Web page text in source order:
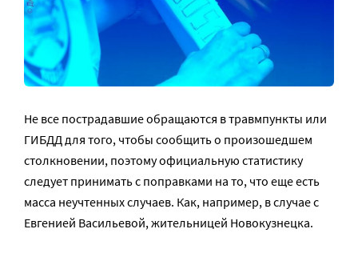
Не все пострадавшие обращаются в травмпункты или
ГИБДД для того, чтобы сообщить о произошедшем
столкновении, поэтому официальную статистику
следует принимать с поправками на то, что еще есть
масса неучтенных случаев. Как, например, в случае с
Евгенией Васильевой, жительницей Новокузнецка.